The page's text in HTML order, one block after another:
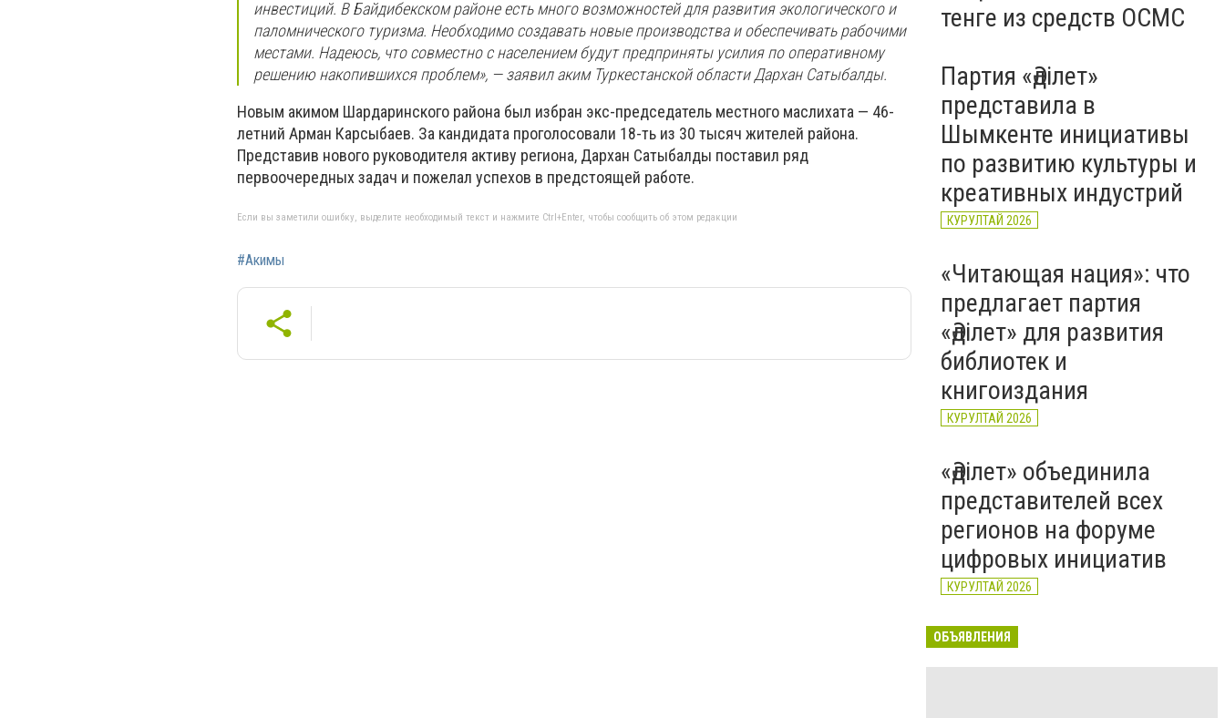
инвестиций. В Байдибекском районе есть много возможностей для развития экологического и
паломнического туризма. Необходимо создавать новые производства и обеспечивать рабочими
местами. Надеюсь, что совместно с населением будут предприняты усилия по оперативному
решению накопившихся проблем», — заявил аким Туркестанской области Дархан Сатыбалды.
Новым акимом Шардаринского района был избран экс-председатель местного маслихата — 46-
летний Арман Карсыбаев. За кандидата проголосовали 18-ть из 30 тысяч жителей района.
Представив нового руководителя активу региона, Дархан Сатыбалды поставил ряд
первоочередных задач и пожелал успехов в предстоящей работе.
Если вы заметили ошибку, выделите необходимый текст и нажмите Ctrl+Enter, чтобы сообщить об этом редакции
#Акимы
тенге из средств ОСМС
Партия «Әділет»
представила в
Шымкенте инициативы
по развитию культуры и
креативных индустрий
КУРУЛТАЙ 2026
«Читающая нация»: что
предлагает партия
«Әділет» для развития
библиотек и
книгоиздания
КУРУЛТАЙ 2026
«Әділет» объединила
представителей всех
регионов на форуме
цифровых инициатив
КУРУЛТАЙ 2026
ОБЪЯВЛЕНИЯ